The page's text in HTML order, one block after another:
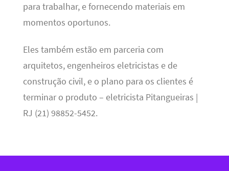
para trabalhar, e fornecendo materiais em
momentos oportunos.
Eles também estão em parceria com
arquitetos, engenheiros eletricistas e de
construção civil, e o plano para os clientes é
terminar o produto – eletricista Pitangueiras |
RJ (21) 98852-5452.